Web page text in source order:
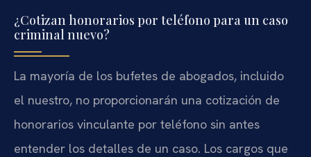
¿Cotizan honorarios por teléfono para un caso
criminal nuevo?
La mayoría de los bufetes de abogados, incluido
el nuestro, no proporcionarán una cotización de
honorarios vinculante por teléfono sin antes
entender los detalles de un caso. Los cargos que